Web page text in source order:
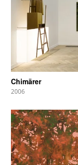
Chimärer
2006